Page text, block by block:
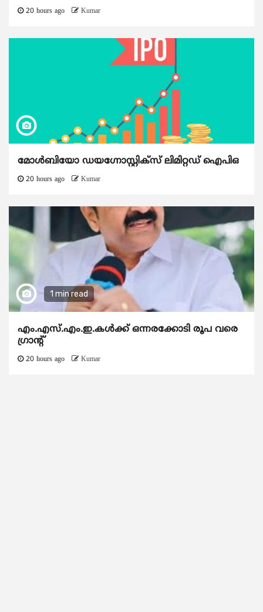
20 hours ago Kumar
മോൾബിയോ ഡയഗ്നോസ്റ്റിക്സ് ലിമിറ്റഡ് ഐപിഒ
20 hours ago Kumar
1 min read
എം.എസ്.എം.ഇ.കൾക്ക് ഒന്നരക്കോടി രൂപ വരെ
ഗ്രാന്റ്
20 hours ago Kumar